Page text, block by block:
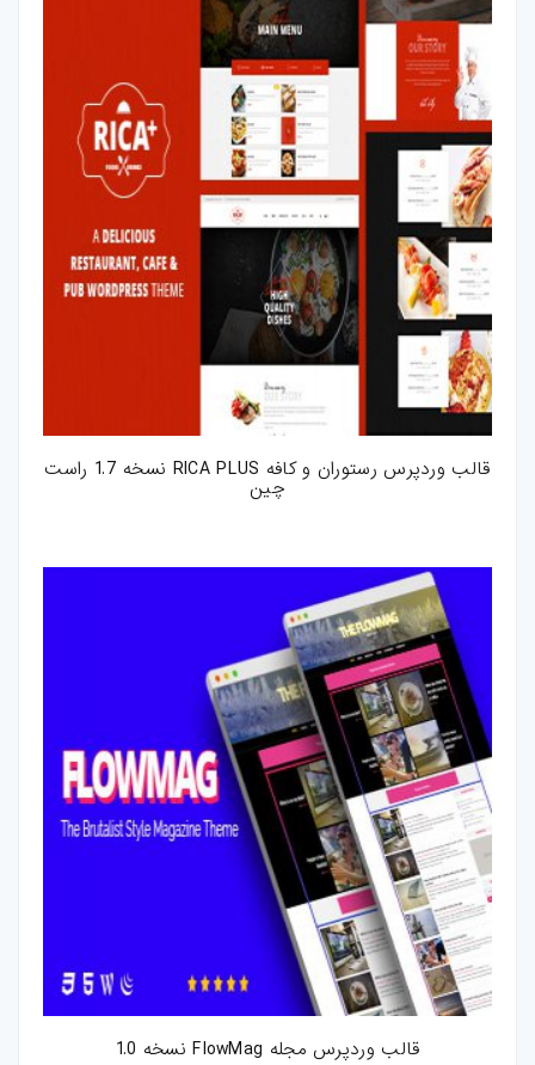
ترفند-فتوشاپ
ترفند-افترافکت
ترفند-پریمیر
ترفند-ایلوستریتور
سایر
قالب وردپرس رستوران و کافه RICA PLUS نسخه 1.7 راست
چین
قالب وردپرس مجله FlowMag نسخه 1.0